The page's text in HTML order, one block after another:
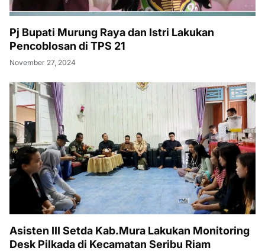
Pj Bupati Murung Raya dan Istri Lakukan
Pencoblosan di TPS 21
November 27, 2024
Asisten III Setda Kab.Mura Lakukan Monitoring
Desk Pilkada di Kecamatan Seribu Riam